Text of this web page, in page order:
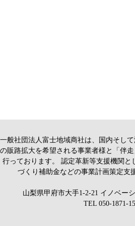
一般社団法人富士地域商社は、国内そし
の販路拡大を希望される事業者様と「伴
行っております。 認定革新等支援機関と
づくり補助金などの事業計画策定支
山梨県甲府市大手1-2-21 イノベー
TEL 050-1871-